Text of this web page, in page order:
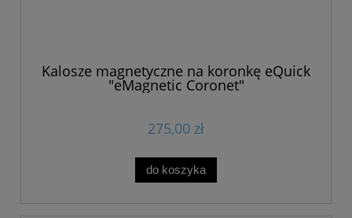
Kalosze magnetyczne na koronkę eQuick
"eMagnetic Coronet"
275,00 zł
do koszyka